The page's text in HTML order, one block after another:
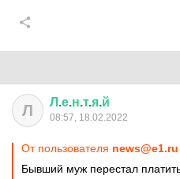
Л Л .е.н.т.я.й
08:57, 18.02.2022
От пользователя news@e1.ru
Бывший муж перестал